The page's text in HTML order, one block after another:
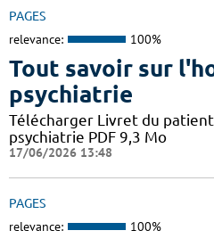
PAGES
relevance: 100%
Tout savoir sur
psychiatrie
Télécharger Livret du
psychiatrie PDF 9,3 Mo
17/06/2026 13:48
PAGES
relevance: 100%